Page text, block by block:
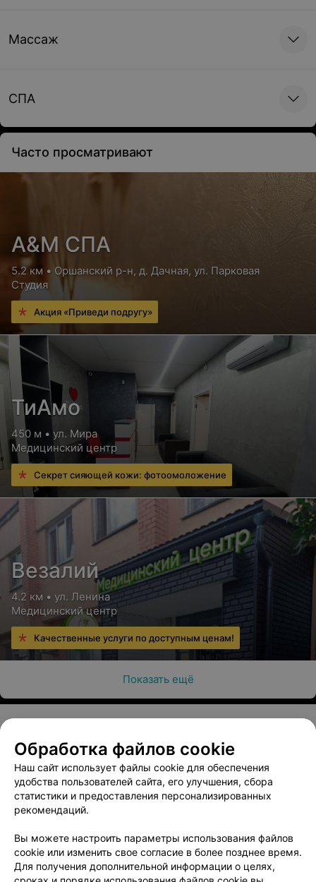
Массаж
СПА
Часто просматривают
А&М СПА
5.2 км • Оршанский р-н, д. Дачная, ул. Парковая
Студия
Акция «Приведи подругу»
ТиАмо
450 м • ул. Мира
Медицинский центр
Секрет сияющей кожи: фотоомоложение
Везалий
4.2 км • ул. Ленина
Медицинский центр
Качественные услуги по доступным ценам!
Показать ещё
О проекте Новости проекта
Размещение рекламы
Медицинский маркетинг
Публичный договор
Пользовательское соглашение
Способы оплаты
Написать в поддержку
Персональные настройки cookie
Обработка файлов cookie
Наш сайт использует файлы cookie для обеспечения
удобства пользователей сайта, его улучшения, сбора
статистики и предоставления персонализированных
рекомендаций.
Вы можете настроить параметры использования файлов
cookie или изменить свое согласие в более позднее время.
Для получения дополнительной информации о целях,